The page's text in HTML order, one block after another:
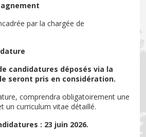
par la chargée de
candidatures déposés via la
seront pris en considération.
comprendra obligatoirement une
un curriculum vitae détaillé.
: 23 juin 2026.